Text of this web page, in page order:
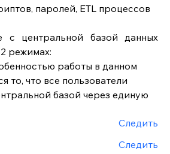
паролей, ETL процессов
с центральной базой данных
режимах:
работы в данном
то, что все пользователи
базой через единую
в группу! Общайтесь с другими
обновления и делитесь
Следить
Следить